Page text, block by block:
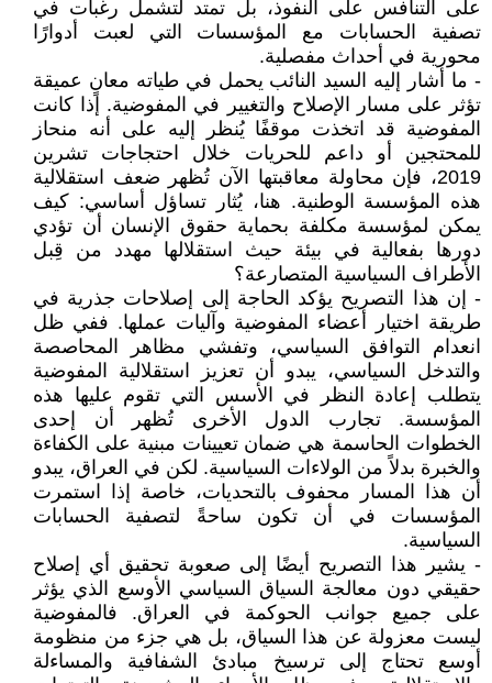
على التنافس على النفوذ، بل تمتد لتشمل رغبات في
تصفية الحسابات مع المؤسسات التي لعبت أدوارًا
محورية في أحداث مفصلية.
- ما أشار إليه السيد النائب يحمل في طياته معانٍ عميقة
تؤثر على مسار الإصلاح والتغيير في المفوضية. إذا كانت
المفوضية قد اتخذت موقفًا يُنظر إليه على أنه منحاز
للمحتجين أو داعم للحريات خلال احتجاجات تشرين
2019، فإن محاولة معاقبتها الآن تُظهر ضعف استقلالية
هذه المؤسسة الوطنية. هنا، يُثار تساؤل أساسي: كيف
يمكن لمؤسسة مكلفة بحماية حقوق الإنسان أن تؤدي
دورها بفعالية في بيئة حيث استقلالها مهدد من قِبل
الأطراف السياسية المتصارعة؟
- إن هذا التصريح يؤكد الحاجة إلى إصلاحات جذرية في
طريقة اختيار أعضاء المفوضية وآليات عملها. ففي ظل
انعدام التوافق السياسي، وتفشي مظاهر المحاصصة
والتدخل السياسي، يبدو أن تعزيز استقلالية المفوضية
يتطلب إعادة النظر في الأسس التي تقوم عليها هذه
المؤسسة. تجارب الدول الأخرى تُظهر أن إحدى
الخطوات الحاسمة هي ضمان تعيينات مبنية على الكفاءة
والخبرة بدلاً من الولاءات السياسية. لكن في العراق، يبدو
أن هذا المسار محفوف بالتحديات، خاصة إذا استمرت
المؤسسات في أن تكون ساحةً لتصفية الحسابات
السياسية.
- يشير هذا التصريح أيضًا إلى صعوبة تحقيق أي إصلاح
حقيقي دون معالجة السياق السياسي الأوسع الذي يؤثر
على جميع جوانب الحوكمة في العراق. فالمفوضية
ليست معزولة عن هذا السياق، بل هي جزء من منظومة
أوسع تحتاج إلى ترسيخ مبادئ الشفافية والمساءلة